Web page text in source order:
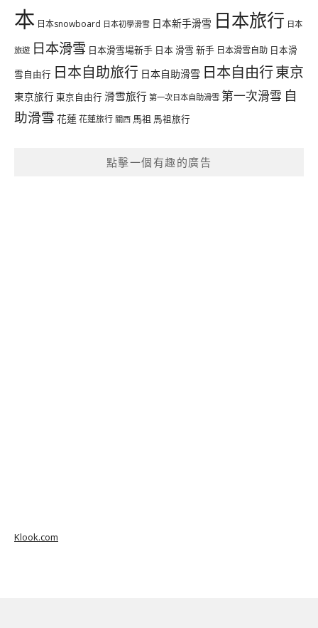
本 日本snowboard 日本初學滑雪 日本新手滑雪 日本旅行 日本
旅遊 日本滑雪 日本滑雪場新手 日本 滑雪 新手 日本滑雪自助 日本滑
雪自由行 日本自助旅行 日本自助滑雪 日本自由行東京
東京旅行 東京自由行 滑雪旅行 第一次日本自助滑雪 第一次滑雪 自
助滑雪 花蓮花蓮旅行 關西 馬祖 馬祖旅行
點擊一個有趣的廣告
Klook.com